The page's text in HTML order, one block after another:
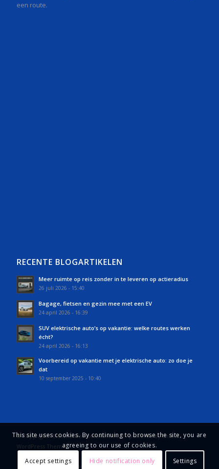
een route.
RECENTE BLOGARTIKELEN
Meer ruimte op reis zonder in te leveren op actieradius
26 juli 2026 - 15:40
Bagage, fietsen en gezin mee met een EV
24 april 2026 - 16:39
SUV elektrische auto’s op vakantie: welke routes werken
écht?
24 april 2026 - 16:13
Voorbereid op vakantie met je elektrische auto: zo doe je
dat
10 september 2025 - 10:40
© Copyright - Elektrischeautovakanties.nl -powered by Enfold
WordPress Theme
Powered by DigitAll Consultancy
This site uses cookies. By continuing to browse the site, you are
agreeing to our use of cookies.
Accept settings
Hide notification only Settings